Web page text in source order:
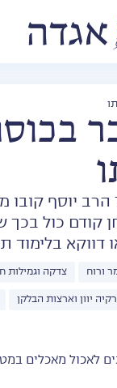
יוסף קובו
קודם כול בכך
דווקא בלימוד
ורוח צדקה וגמילות
יוון וארצות הבלקן
לאכול מאכלים